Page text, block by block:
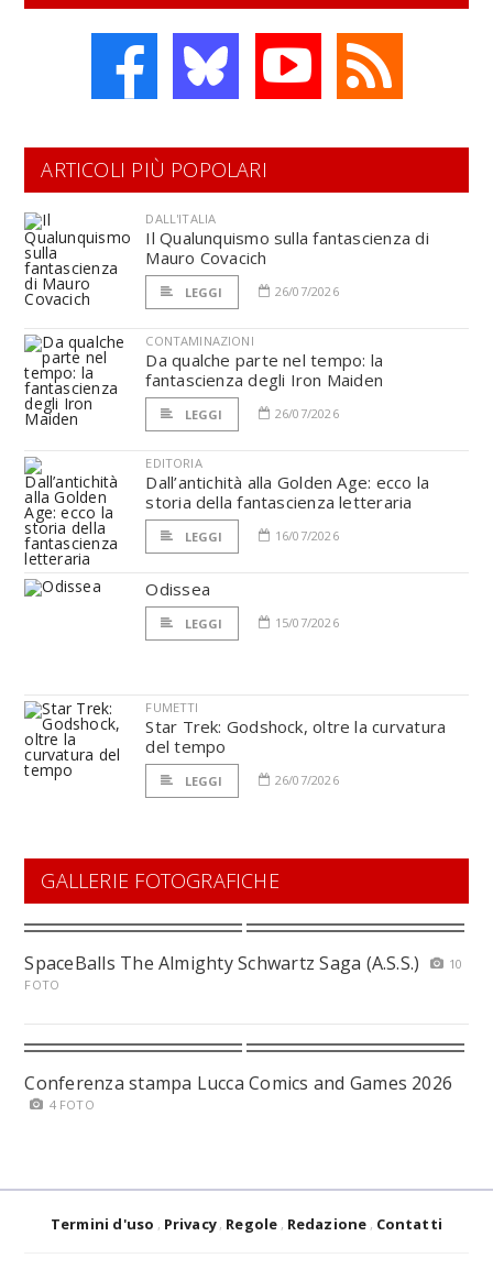
ARTICOLI PIÙ POPOLARI
DALL'ITALIA
Il Qualunquismo sulla fantascienza di
Mauro Covacich
LEGGI 26/07/2026
CONTAMINAZIONI
Da qualche parte nel tempo: la
fantascienza degli Iron Maiden
LEGGI 26/07/2026
EDITORIA
Dall’antichità alla Golden Age: ecco la
storia della fantascienza letteraria
LEGGI 16/07/2026
Odissea
LEGGI 15/07/2026
FUMETTI
Star Trek: Godshock, oltre la curvatura
del tempo
LEGGI 26/07/2026
GALLERIE FOTOGRAFICHE
SpaceBalls The Almighty Schwartz Saga (A.S.S.)
10
FOTO
Conferenza stampa Lucca Comics and Games 2026
4 FOTO
Termini d'uso Privacy Regole Redazione Contatti